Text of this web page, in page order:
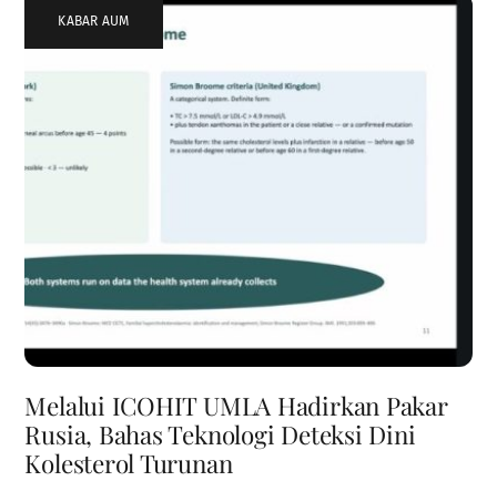
KABAR AUM
Melalui ICOHIT UMLA Hadirkan Pakar
Rusia, Bahas Teknologi Deteksi Dini
Kolesterol Turunan